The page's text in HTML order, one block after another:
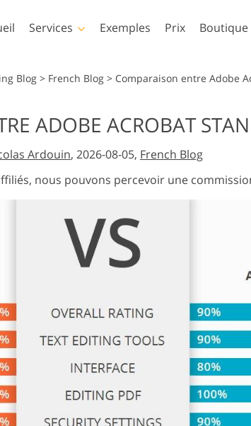
Services
Services de retouche
Modèles de vêtements
générés par l'IA
de retouche de
bijoux
Données d'Entraînement IA
Exemples Prix Boutique
Photoshop
Photoshop
Photoshop
Photoshop
entières
Templates
Modèles
Modèles de marketing
Cartes de Saint Valentin
Invitations de mariage
Blog > French Blog > Comparaison entre Adobe
ADOBE ACROBAT
Ardouin, 2026-08-05, French Blog
nous pouvons percevoir une